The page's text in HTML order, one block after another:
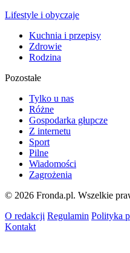
Lifestyle i obyczaje
Kuchnia i przepisy
Zdrowie
Rodzina
Pozostałe
Tylko u nas
Różne
Gospodarka głupcze
Z internetu
Sport
Pilne
Wiadomości
Zagrożenia
© 2026 Fronda.pl. Wszelkie
O redakcji Regulamin Polityka
Kontakt